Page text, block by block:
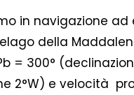
in navigazione ad
della
= 300°
2°W) e velocità